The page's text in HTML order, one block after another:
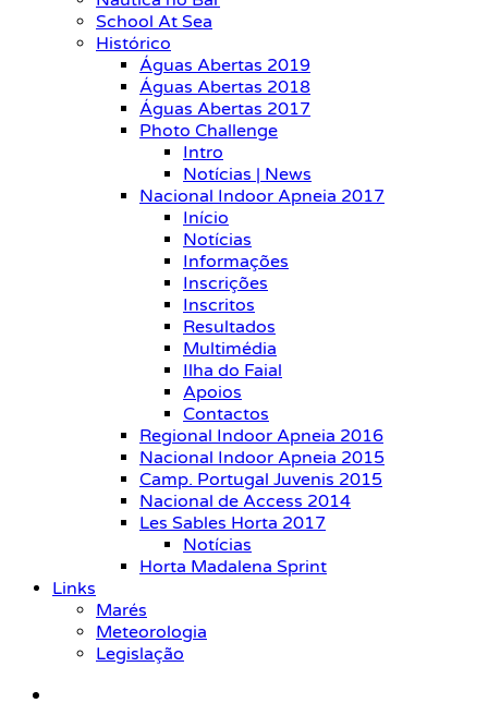
School At Sea
Histórico
Águas Abertas 2019
Águas Abertas 2018
Águas Abertas 2017
Photo Challenge
Intro
Notícias | News
Nacional Indoor Apneia 2017
Início
Notícias
Informações
Inscrições
Inscritos
Resultados
Multimédia
Ilha do Faial
Apoios
Contactos
Regional Indoor Apneia 2016
Nacional Indoor Apneia 2015
Camp. Portugal Juvenis 2015
Nacional de Access 2014
Les Sables Horta 2017
Notícias
Horta Madalena Sprint
Links
Marés
Meteorologia
Legislação